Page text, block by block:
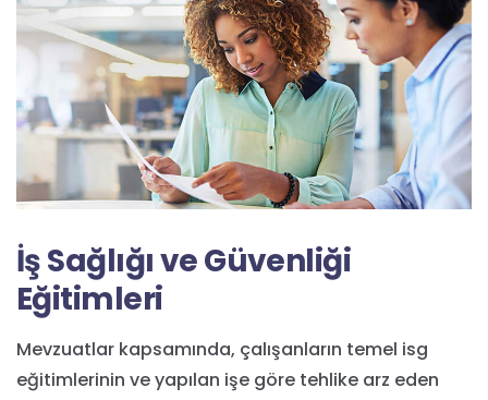
İş Sağlığı ve Güvenliği
Eğitimleri
Mevzuatlar kapsamında, çalışanların temel isg
eğitimlerinin ve yapılan işe göre tehlike arz eden